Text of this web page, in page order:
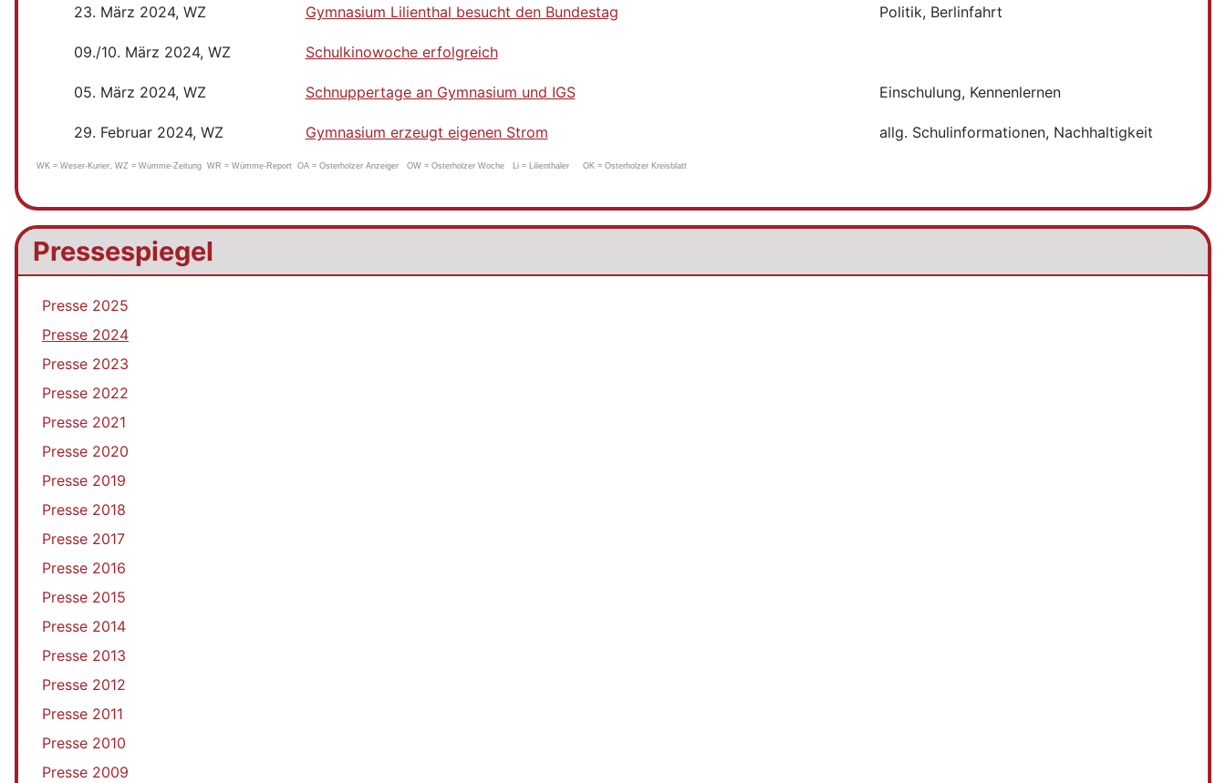
Pressespiegel
Presse 2025
Presse 2024
Presse 2023
Presse 2022
Presse 2021
Presse 2020
Presse 2019
Presse 2018
Presse 2017
Presse 2016
Presse 2015
Presse 2014
Presse 2013
Presse 2012
Presse 2011
Presse 2010
Presse 2009
23. März 2024, WZ Gymnasium Lilienthal besucht den Bundestag Politik, Berlinfahrt
09./10. März 2024, WZ Schulkinowoche erfolgreich
05. März 2024, WZ Schnuppertage an Gymnasium und IGS Einschulung, Kennenlernen
29. Februar 2024, WZ Gymnasium erzeugt eigenen Strom allg. Schulinformationen, Nachhaltigkeit
WK = Weser-Kurier, WZ = Wümme-Zeitung WR = Wümme-Report OA = Osterholzer Anzeiger OW = Osterholzer Woche Li = Lilienthaler OK = Osterholzer Kreisblatt